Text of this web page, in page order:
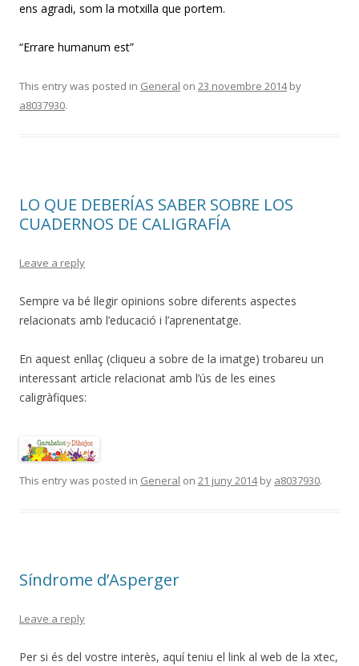
ens agradi, som la motxilla que portem.
“Errare humanum est”
This entry was posted in General on 23 novembre 2014by
a8037930.
LO QUE DEBERÍAS SABER SOBRE LOS
CUADERNOS DE CALIGRAFÍA
Leave a reply
Sempre va bé llegir opinions sobre diferents aspectes
relacionats amb l’educació i l’aprenentatge.
En aquest enllaç (cliqueu a sobre de la imatge) trobareu un
interessant article relacionat amb l’ús de les eines
caligràfiques:
This entry was posted in General on 21 juny 2014by a8037930.
Síndrome d’Asperger
Leave a reply
Per si és del vostre interès, aquí teniu el link al web de la xtec,